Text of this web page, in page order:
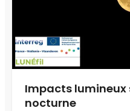
Impacts lumineux
nocturne